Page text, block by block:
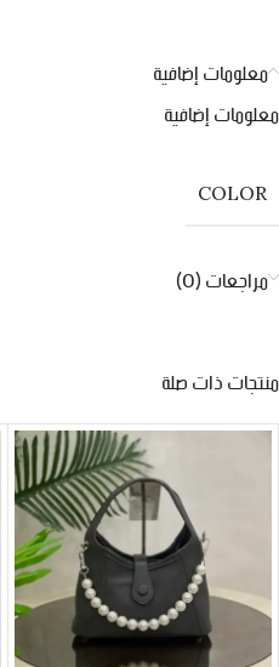
معلومات إضافية
معلومات إضافية
COLOR
مراجعات (0)
منتجات ذات صلة